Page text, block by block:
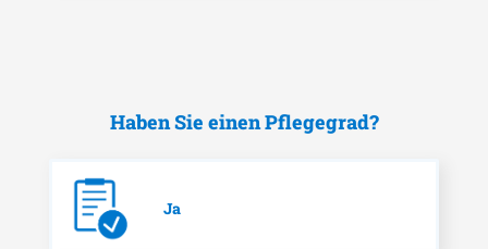
Haben Sie einen Pflegegrad?
Ja